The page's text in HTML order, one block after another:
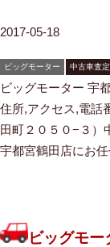
2017-05-18
ビッグモーター 中古車査
ビッグモーター 宇
住所,アクセス,電話
田町２０５０−３）
宇都宮鶴田店にお
ビッグモ